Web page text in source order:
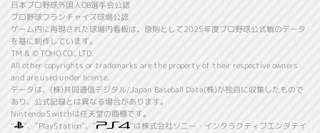
日本プロ野球外国人OB選手会公認
プロ野球フランチャイズ球場公認
ゲーム内に再現された球場内看板は、原則として2025年度プロ野球公式戦のデータ
を基に制作しています。
TM & © TOHO CO., LTD.
All other copyrights or trademarks are the property of their respective owners
and are used under license.
データは、(株)共同通信デジタル/Japan Baseball Data(株)が独自に収集したもので
あり、公式記録とは異なる場合があります。
Nintendo Switchは任天堂の商標です。
" "、"PlayStation"、" "は株式会社ソニー・インタラクティブエンタテイ